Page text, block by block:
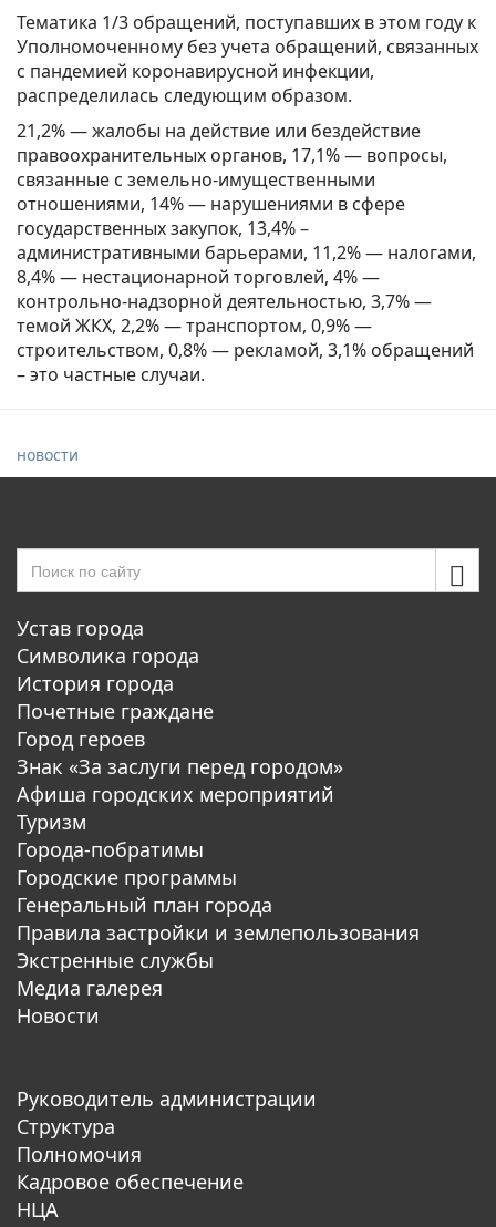
Тематика 1/3 обращений, поступавших в этом году к
Уполномоченному без учета обращений, связанных
с пандемией коронавирусной инфекции,
распределилась следующим образом.
21,2% — жалобы на действие или бездействие
правоохранительных органов, 17,1% — вопросы,
связанные с земельно-имущественными
отношениями, 14% — нарушениями в сфере
государственных закупок, 13,4% –
административными барьерами, 11,2% — налогами,
8,4% — нестационарной торговлей, 4% —
контрольно-надзорной деятельностью, 3,7% —
темой ЖКХ, 2,2% — транспортом, 0,9% —
строительством, 0,8% — рекламой, 3,1% обращений
– это частные случаи.
новости
Устав города
Символика города
История города
Почетные граждане
Город героев
Знак «За заслуги перед городом»
Афиша городских мероприятий
Туризм
Города-побратимы
Городские программы
Генеральный план города
Правила застройки и землепользования
Экстренные службы
Медиа галерея
Новости
Руководитель администрации
Структура
Полномочия
Кадровое обеспечение
НЦА